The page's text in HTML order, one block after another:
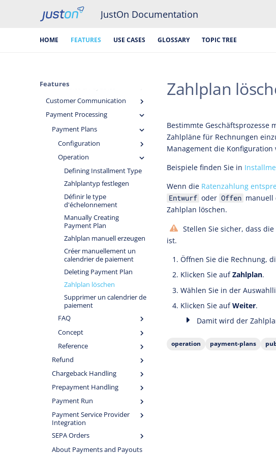
JustOn Documentation
HOME FEATURES USE CASES GLOSSARY TOPIC TREE
Features
Features and Functions
Billing Preparation
Receivables & Payables
Customer Communication
Payment Processing
Payment Plans
Configuration
Operation
Defining Installment Type
Zahlplantyp festlegen
Définir le type
d'échelonnement
Manually Creating
Payment Plan
Zahlplan manuell erzeugen
Créer manuellement un
calendrier de paiement
Deleting Payment Plan
Zahlplan löschen
Supprimer un calendrier de
paiement
FAQ
Concept
Reference
Refund
Chargeback Handling
Prepayment Handling
Payment Run
Payment Service Provider
Integration
SEPA Orders
About Payments and Payouts
Zahlplan
Bestimmte Geschäftsprozesse
Zahlpläne für Rechnungen
Management die Konfiguration
Beispiele finden Sie in
Wenn die Ratenzahlung
Entwurf oder Offen manuell
Zahlplan löschen.
Stellen Sie sicher, dass die
ist.
Öffnen Sie die Rechnung,
Klicken Sie aufZahlplan.
Wählen Sie in der
Klicken Sie aufWeiter.
Damit wird der
operation payment-plans